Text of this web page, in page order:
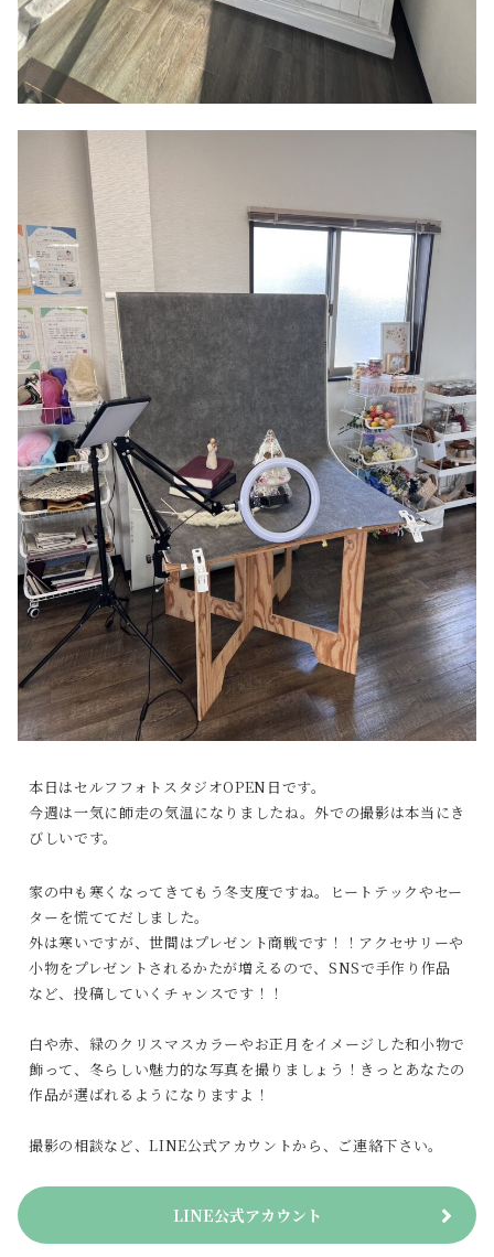
本日はセルフフォトスタジオOPEN日です。
今週は一気に師走の気温になりましたね。外での撮影は本当にき
びしいです。
家の中も寒くなってきてもう冬支度ですね。ヒートテックやセー
ターを慌ててだしました。
外は寒いですが、世間はプレゼント商戦です！！アクセサリーや
小物をプレゼントされるかたが増えるので、SNSで手作り作品
など、投稿していくチャンスです！！
白や赤、緑のクリスマスカラーやお正月をイメージした和小物で
飾って、冬らしい魅力的な写真を撮りましょう！きっとあなたの
作品が選ばれるようになりますよ！
撮影の相談など、LINE公式アカウントから、ご連絡下さい。
LINE公式アカウント